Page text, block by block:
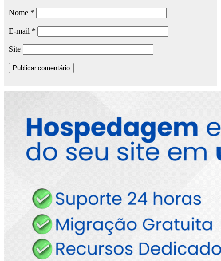
Nome *
E-mail *
Site